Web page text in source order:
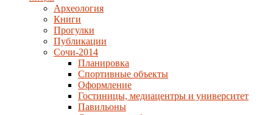
Археология
Книги
Прогулки
Публикации
Сочи-2014
Планировка
Спортивные объекты
Оформление
Гостиницы, медиацентры и университет
Павильоны